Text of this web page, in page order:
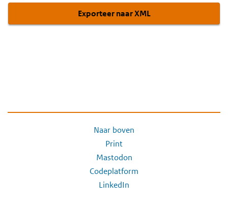
Exporteer naar XML
Naar boven
Print
Mastodon
Codeplatform
LinkedIn